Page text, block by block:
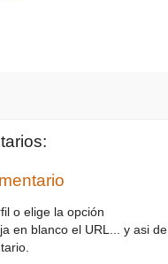
o elige la opción
en blanco el URL... y asi de